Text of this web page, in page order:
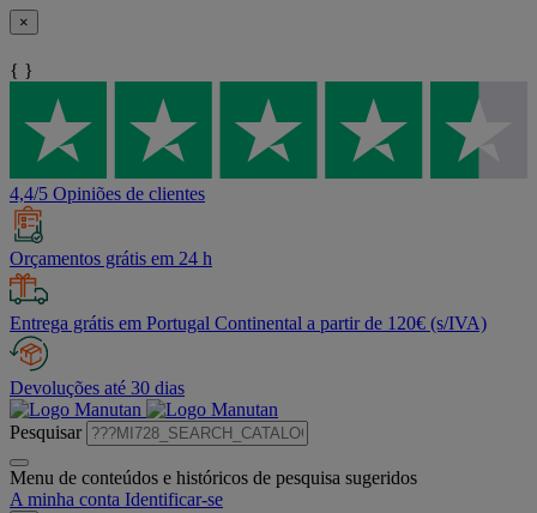
×
{ }
4,4/5 Opiniões de clientes
Orçamentos grátis em 24 h
Entrega grátis em Portugal Continental a partir de 120€ (s/IVA)
Devoluções até 30 dias
Pesquisar
Menu de conteúdos e históricos de pesquisa sugeridos
A minha conta Identificar-se